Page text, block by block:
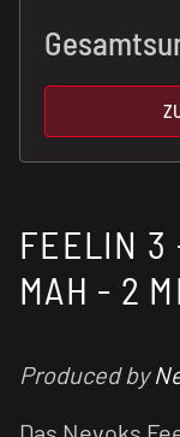
FEELIN 3
MAH - 2 ML
Produced by